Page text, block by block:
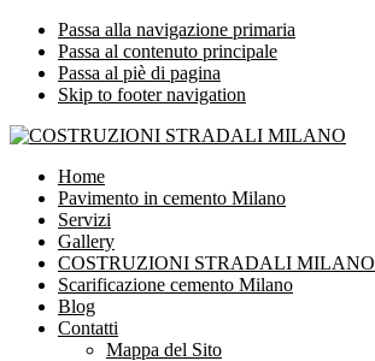
Passa alla navigazione primaria
Passa al contenuto principale
Passa al piè di pagina
Skip to footer navigation
COSTRUZIONI STRADALI MILANO
Impresa leader nelle costruzioni stradali Milano
Home
Pavimento in cemento Milano
Servizi
Gallery
COSTRUZIONI STRADALI MILANO
Scarificazione cemento Milano
Blog
Contatti
Mappa del Sito